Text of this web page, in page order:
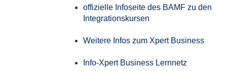
offizielle Infoseite des BAMF zu den
Integrationskursen
Weitere Infos zum Xpert Business
Info-Xpert Business Lernnetz